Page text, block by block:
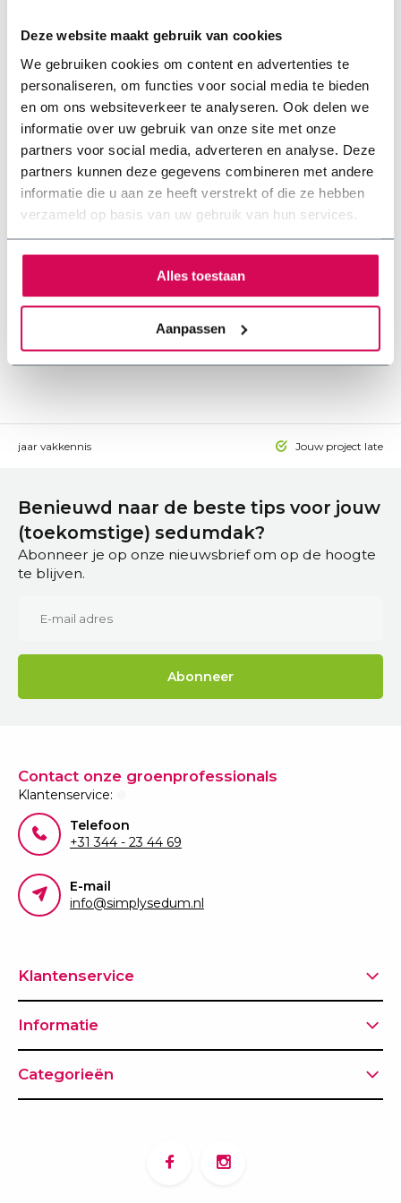
Deze website maakt gebruik van cookies
We gebruiken cookies om content en advertenties te
personaliseren, om functies voor social media te bieden
en om ons websiteverkeer te analyseren. Ook delen we
informatie over uw gebruik van onze site met onze
partners voor social media, adverteren en analyse. Deze
partners kunnen deze gegevens combineren met andere
informatie die u aan ze heeft verstrekt of die ze hebben
verzameld op basis van uw gebruik van hun services.
Alles toestaan
Aanpassen
Hellend dak
Plat dak
Sedum op een rond dak
Sedummatten samenstellen
15 jaar vakkennis Jouw project laten
Benieuwd naar de beste tips voor jouw
(toekomstige) sedumdak?
Abonneer je op onze nieuwsbrief om op de hoogte
te blijven.
Abonneer
Contact onze groenprofessionals
Klantenservice:
Telefoon
+31 344 - 23 44 69
E-mail
info@simplysedum.nl
Klantenservice
Informatie
Categorieën